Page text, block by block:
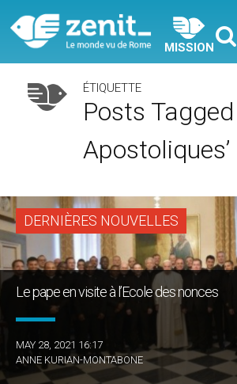
MISSION
ÉTIQUETTE
Posts
Apostoliques’
DERNIÈRES NOUVELLES
Le pape en visite à l’Ecole des nonces
MAY 28, 2021 16:17
ANNE KURIAN-MONTABONE